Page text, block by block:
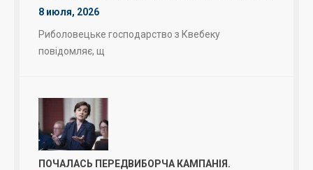
8 июля, 2026
Риболовецьке господарство з Квебеку
повідомляє, щ
ПОЧАЛАСЬ ПЕРЕДВИБОРЧА КАМПАНІЯ.